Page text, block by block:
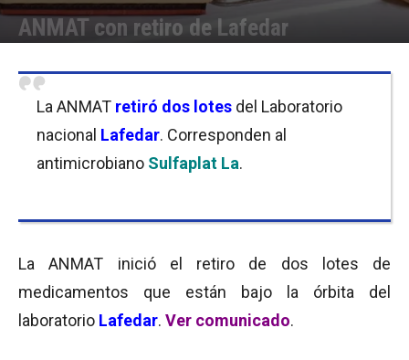
ANMAT con retiro de Lafedar
La ANMAT retiró dos lotes del Laboratorio
nacional Lafedar. Corresponden al
antimicrobiano Sulfaplat La.
La ANMAT inició el retiro de dos lotes de
medicamentos que están bajo la órbita del
laboratorio Lafedar. Ver comunicado.